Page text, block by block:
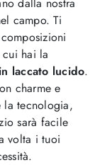
campo. Ti
hai la
in laccato lucido.
charme e
la tecnologia,
sarà facile
volta i tuoi